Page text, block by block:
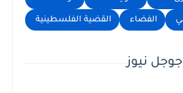
الفضاء القضية الفلسطينية
جوجل نيوز